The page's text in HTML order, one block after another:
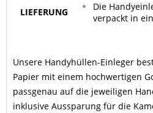
LIEFERUNG
Die
verpackt in
Unsere Handyhüllen-Einleger
Papier mit einem hochwertigen
passgenau auf die jeweiligen
inklusive Aussparung für die